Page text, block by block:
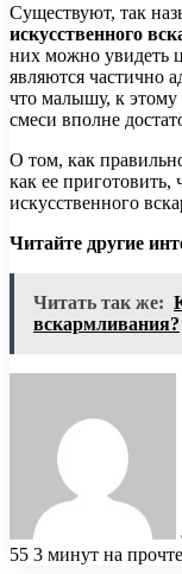
Существуют, так
искусственного
них можно увидеть
являются частично
что малышу, к этому
смеси вполне
О том, как
как ее приготовить,
искусственного
Читайте другие
Читать так же:
вскармливания?
55 3 минут на